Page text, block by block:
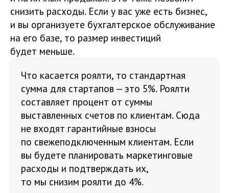
снизить расходы. Если у вас уже есть бизнес,
и вы организуете бухгалтерское обслуживание
на его базе, то размер инвестиций
будет меньше.
Что касается роялти, то стандартная
сумма для стартапов — это 5%. Роялти
составляет процент от суммы
выставленных счетов по клиентам. Сюда
не входят гарантийные взносы
по свежеподключенным клиентам. Если
вы будете планировать маркетинговые
расходы и подтверждать их,
то мы снизим роялти до 4%.